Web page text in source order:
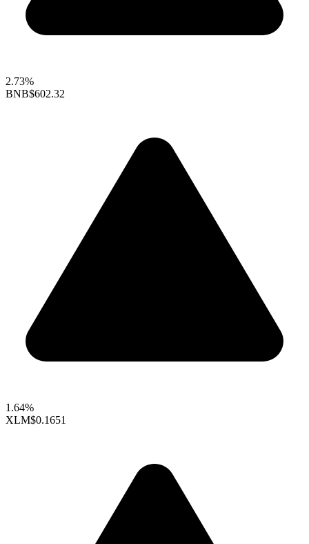
2.73%
BNB$602.32
1.64%
XLM$0.1651